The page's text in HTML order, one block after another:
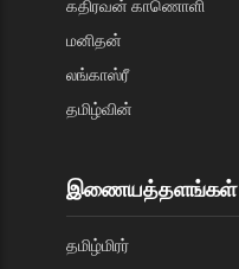
கதிரவன் காணொளி
மனிதன்
லங்காஸ்ரீ
தமிழ்வின்
இணையத்தளங்கள்
தமிழ்மிரர்